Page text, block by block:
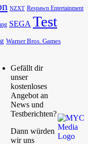
NZXT Respawn Entertainment
SEGA Test
Warner Bros. Games
Gefällt dir
unser
kostenloses
Angebot an
News und
Testberichten?
Dann würden
wir uns